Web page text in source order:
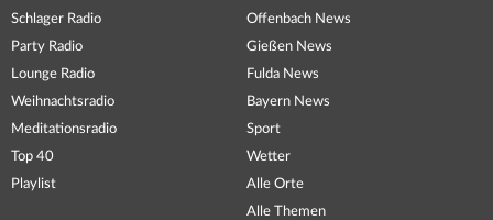
Schlager Radio
Party Radio
Lounge Radio
Weihnachtsradio
Meditationsradio
Top 40
Playlist
Offenbach News
Gießen News
Fulda News
Bayern News
Sport
Wetter
Alle Orte
Alle Themen